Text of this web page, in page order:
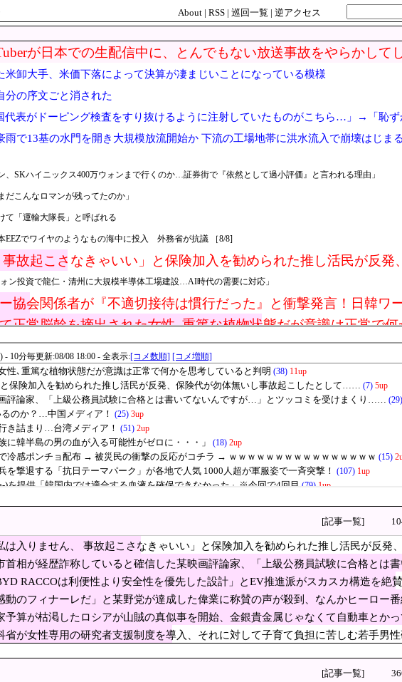
About | RSS | 巡回一覧 | 逆アクセス
が日本での生配信中に、とんでもない放送事故をやらかして
米卸大手、米価下落によって決算が凄まじいことになっている模様
分の序文ごと消された
代表がドーピング検査をすり抜けるように注射していたものがこちら…」→「恥
雨で13基の水門を開き大規模放流開始か 下流の工場地帯に洪水流入で崩壊はじまる
、SKハイニックス400万ウォンまで行くのか…証券街で『依然として過小評価』と言われる理由」
だこんなロマンが残ってたのか」
て「運輸大隊長」と呼ばれる
でワイヤのようなもの海中に投入 外務省が抗議 ［8/8]
事故起こさなきゃいい」と保険加入を勧められた推し活民が反発
として……
ン投資で龍仁・清州に大規模半導体工場建設…AI時代の需要に対応」
協会関係者が『不適切接待は慣行だった』と衝撃発言！日韓ワ
られる」
正常脳幹を摘出された女性､重篤な植物状態だが意識は正常で
も急増 過去最多ペースで推移 「当たれば一攫千金」過去の時代に
持ちも基礎年金受給対象？おかしいだろ！」政府の基礎年金改革案に物議
応じ超希少血液「Jr(a-)」を提供＝韓国SNS「本当にありがたい」[8/8]
コ」をどう見ているのか？…中国メディア！
ていると確信した某映画評論家、「上級公務員試験に合格とは
受けまくり……
ラーで車検を頼んだら担当整備士が「グエン」さんだったから次回から別の整備
ｗｗ
クスダバン」が日本初上陸！東京・新橋に1号店オープン
は通用せず「人殺しの汚い足で広島の土を踏むな！」→広島県
シらが広島県民じゃ」
とんでもない進化を遂げている韓国料理がこちら…」→「これ
国の反応
めぐり食い違い・・・立憲執行部「中道と公明が立憲に合流する案もあるぞ」
東大調査 前回から20ポイント以上の爆増
収したのはガチだった！ 審判を性接待して以降は7戦無敗だったのが判明
」生態系に異変、観光客「過剰な餌やり」で増えた思わぬ「敵」…ウサギ襲い口でくわえる姿も 大久
に選べば結果は火を見るより明らか」サッカー代表チームの敗退に激怒、協会長と監督を批判か
督、経歴がおかしい」
[記事一覧]
は入りません、 事故起こさなきゃいい」と保険加入を勧められた推し活民が反発
故起こしたとして……
首相が経歴詐称していると確信した某映画評論家、「上級公務員試験に合格とは
」とツッコミを受けまくり……
RACCOは利便性より安全性を優先した設計」とEV推進派がスカスカ構造を絶
の特徴よな
動のフィナーレだ」と某野党が達成した偉業に称賛の声が殺到、なんかヒーロー
うな気分に……
予算が枯渇したロシアが山賊の真似事を開始、金銀貴金属じゃなくて自動車とか
りすぎる……
省が女性専用の研究者支援制度を導入、それに対して子育て負担に苦しむ若手男
[記事一覧]